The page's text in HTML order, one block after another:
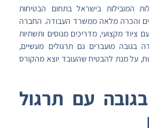
המובילות בישראל בתחום הבטיחות
והכרה מלאה ממשרד העבודה. החברה
מקצועי, מדריכים מנוסים ותשתיות
בגובה מועברים גם תרגולים מעשיים,
על מנת להבטיח שהעובד יוצא מהקורס
עם תרגול